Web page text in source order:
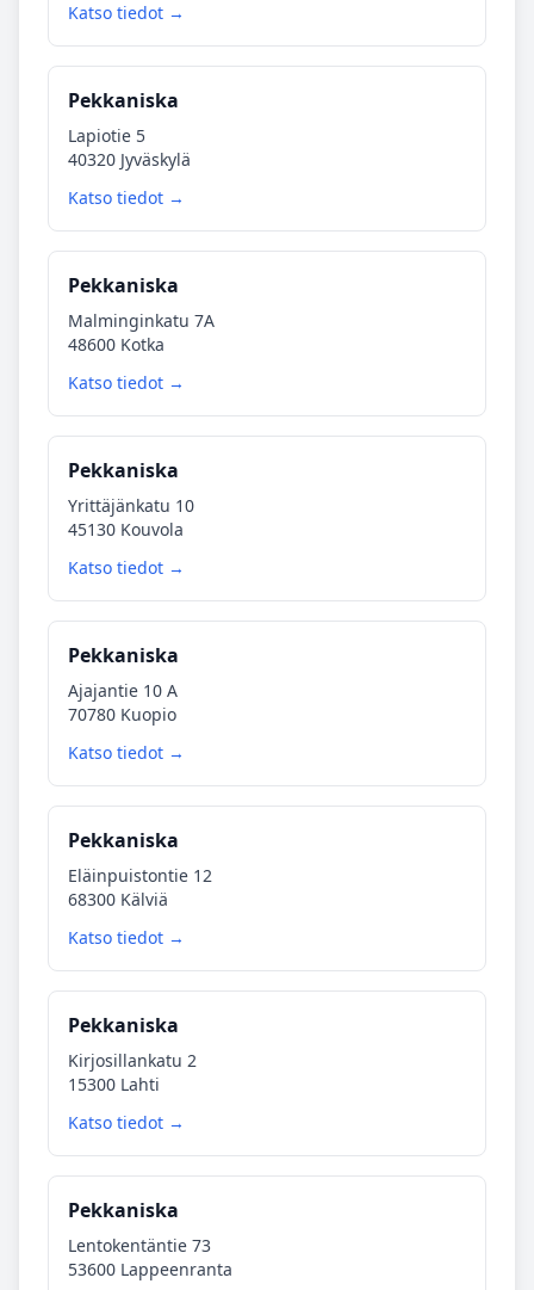
Katso tiedot →
Pekkaniska
Lapiotie 5
40320 Jyväskylä
Katso tiedot →
Pekkaniska
Malminginkatu 7A
48600 Kotka
Katso tiedot →
Pekkaniska
Yrittäjänkatu 10
45130 Kouvola
Katso tiedot →
Pekkaniska
Ajajantie 10 A
70780 Kuopio
Katso tiedot →
Pekkaniska
Eläinpuistontie 12
68300 Kälviä
Katso tiedot →
Pekkaniska
Kirjosillankatu 2
15300 Lahti
Katso tiedot →
Pekkaniska
Lentokentäntie 73
53600 Lappeenranta